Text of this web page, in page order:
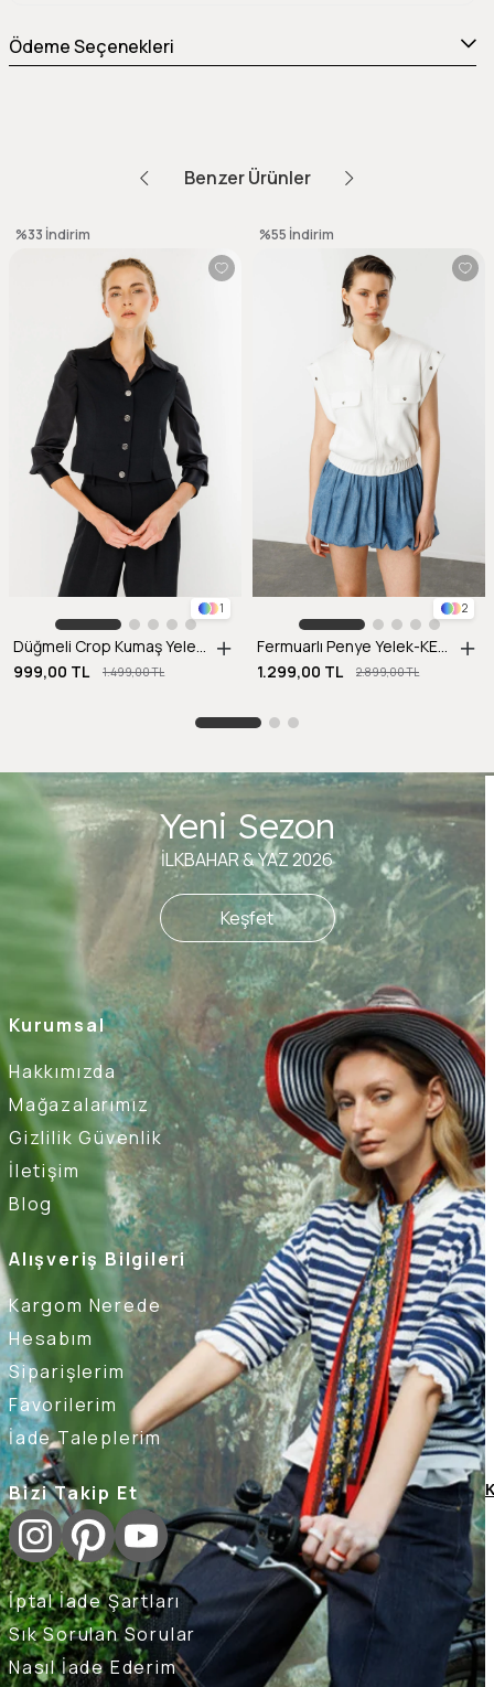
Ödeme Seçenekleri
Benzer Ürünler
1
Düğmeli Crop Kumaş Yelek-SİYAH
999,00 TL
1.499,00 TL
%33 İndirim
2
Fermuarlı Penye Yelek-KEMIK
1.299,00 TL
2.899,00 TL
%55 İndirim
Kurumsal
Hakkımızda
Mağazalarımız
Gizlilik Güvenlik
İletişim
Blog
Alışveriş Bilgileri
Kargom Nerede
Hesabım
Siparişlerim
Favorilerim
İade Taleplerim
Bizi Takip Et
İptal İade Şartları
Sık Sorulan Sorular
Nasıl İade Ederim
Yeni Sezon
İLKBAHAR & YAZ 2026
Keşfet